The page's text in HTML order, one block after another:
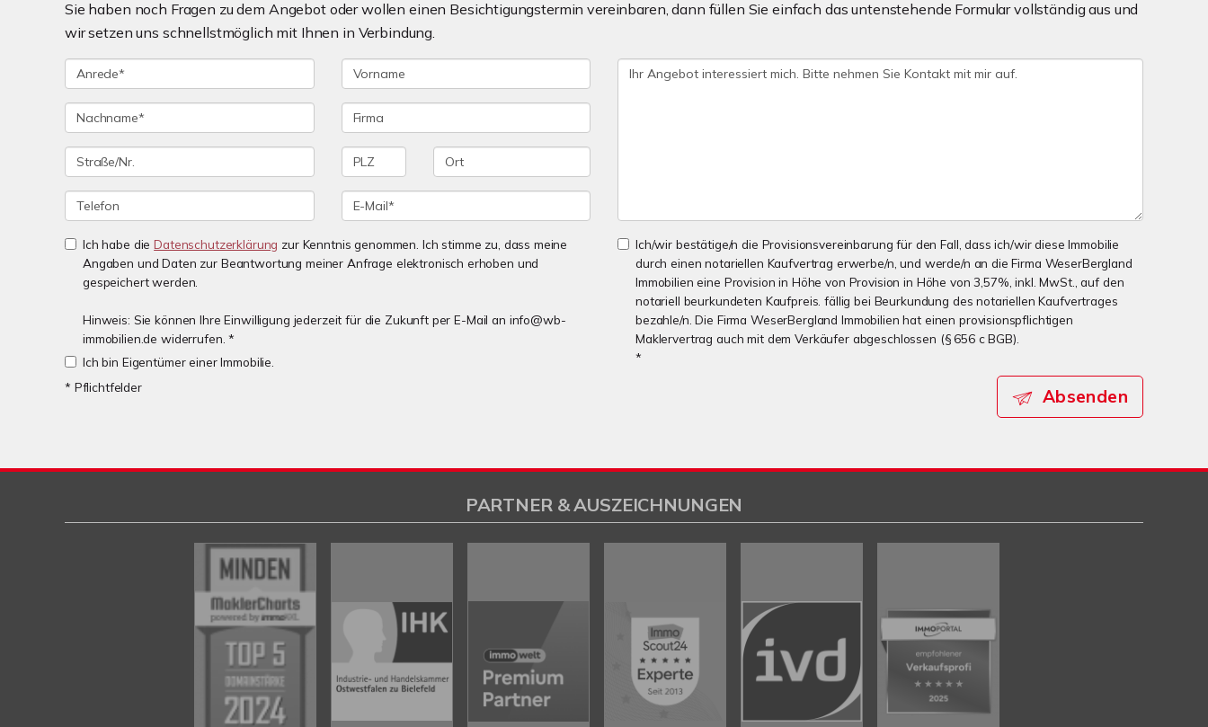
Sie haben noch Fragen zu dem Angebot oder wollen einen Besichtigungstermin vereinbaren, dann füllen Sie einfach das untenstehende Formular vollständig aus und
wir setzen uns schnellstmöglich mit Ihnen in Verbindung.
Ich habe dieDatenschutzerklärung zur Kenntnis genommen. Ich stimme zu, dass meine
Angaben und Daten zur Beantwortung meiner Anfrage elektronisch erhoben und
gespeichert werden.
Hinweis: Sie können Ihre Einwilligung jederzeit für die Zukunft per E-Mail an info@wb-
immobilien.de widerrufen. *
Ich bin Eigentümer einer Immobilie.
Ich/wir bestätige/n die Provisionsvereinbarung für den Fall, dass ich/wir diese Immobilie
durch einen notariellen Kaufvertrag erwerbe/n, und werde/n an die Firma WeserBergland
Immobilien eine Provision in Höhe von Provision in Höhe von 3,57%, inkl. MwSt., auf den
notariell beurkundeten Kaufpreis. fällig bei Beurkundung des notariellen Kaufvertrages
bezahle/n. Die Firma WeserBergland Immobilien hat einen provisionspflichtigen
Maklervertrag auch mit dem Verkäufer abgeschlossen (§ 656 c BGB).
*
* Pflichtfelder
Absenden
PARTNER & AUSZEICHNUNGEN